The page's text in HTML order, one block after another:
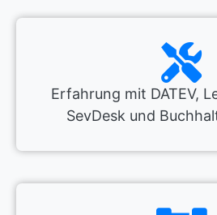
Erfahrung mit DATEV,
SevDesk und